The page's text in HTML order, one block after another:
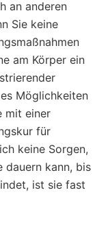
an anderen
Sie keine
am Körper ein
Möglichkeiten
mit einer
für
keine Sorgen,
dauern kann, bis
ist sie fast